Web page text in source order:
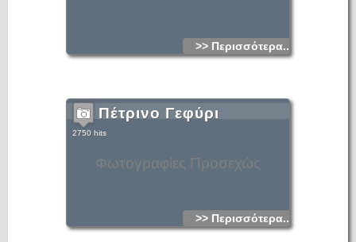
>> Περισσότερα...
Φωτογραφίες Προσεχώς
Πέτρινο Γεφύρι
2750 hits
>> Περισσότερα...